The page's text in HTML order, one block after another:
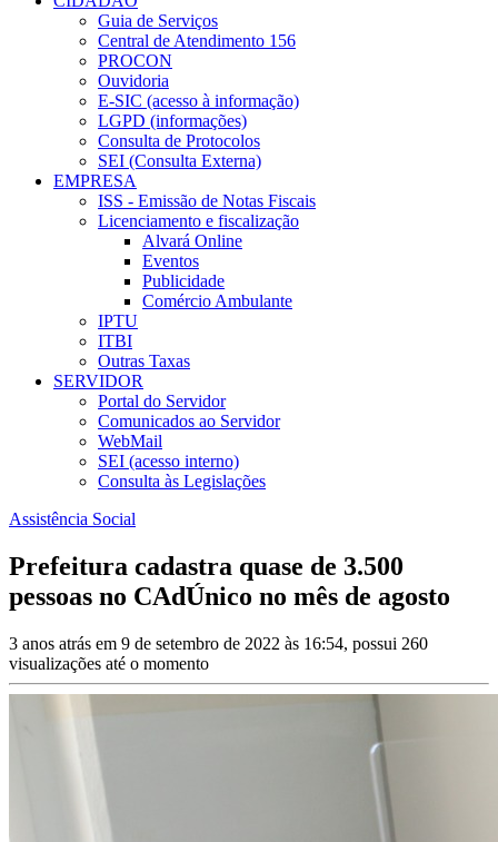
Guia de Serviços
Central de Atendimento 156
PROCON
Ouvidoria
E-SIC (acesso à informação)
LGPD (informações)
Consulta de Protocolos
SEI (Consulta Externa)
EMPRESA
ISS - Emissão de Notas Fiscais
Licenciamento e fiscalização
Alvará Online
Eventos
Publicidade
Comércio Ambulante
IPTU
ITBI
Outras Taxas
SERVIDOR
Portal do Servidor
Comunicados ao Servidor
WebMail
SEI (acesso interno)
Consulta às Legislações
Assistência Social
Prefeitura cadastra quase de 3.500
pessoas no CAdÚnico no mês de agosto
3 anos atrás em 9 de setembro de 2022 às 16:54, possui 260
visualizações até o momento